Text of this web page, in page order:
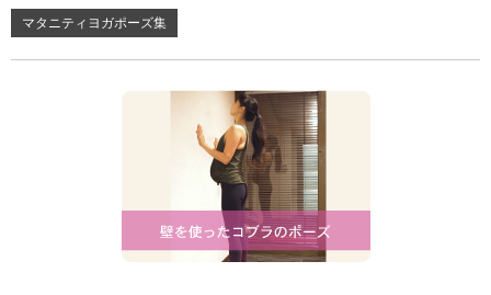
マタニティヨガポーズ集